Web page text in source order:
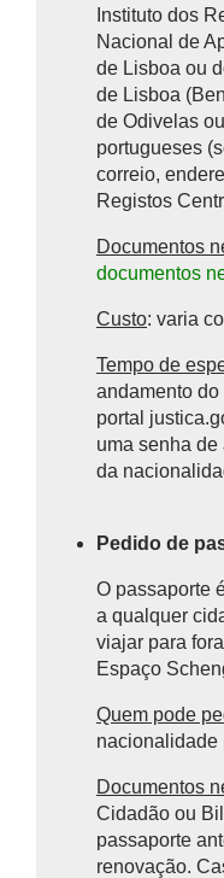
Instituto dos
Nacional de
de Lisboa ou
de Lisboa
de Odivelas
portugueses
correio,
Registos
Documentos
documentos
Custo: varia
Tempo de
andamento
portal
uma senha
da
Pedido de
O passaporte
a qualquer
viajar para
Espaço
Quem pode
nacionalidade
Documentos
Cidadão ou
passaporte
renovação.